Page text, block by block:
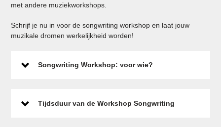
met andere muziekworkshops.
Schrijf je nu in voor de songwriting workshop en laat jouw
muzikale dromen werkelijkheid worden!
Songwriting Workshop: voor wie?
Tijdsduur van de Workshop Songwriting